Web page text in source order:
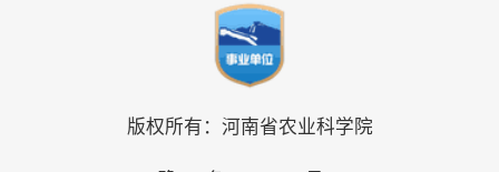
版权所有：河南省农业科学院